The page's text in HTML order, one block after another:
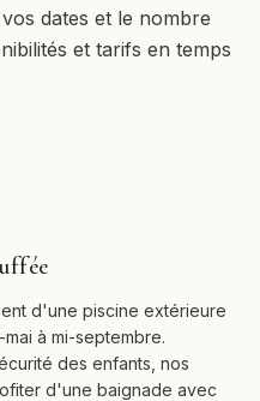
dates et le nombre
et tarifs en temps
d'une piscine extérieure
à mi-septembre.
des enfants, nos
d'une baignade avec